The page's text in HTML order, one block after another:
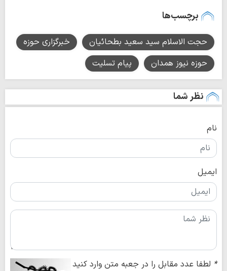
برچسب‌ها
حجت الاسلام سید سعید بطحائیان
خبرگزاری حوزه
حوزه نیوز همدان
پیام تسلیت
نظر شما
نام
ایمیل
* لطفا عدد مقابل را در جعبه متن وارد کنید